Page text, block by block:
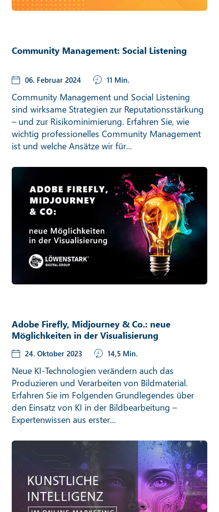
Community Management: Social Listening
06. Februar 2024 11 Min.
Community Management und Social Listening
sind wirksame Strategien zur Reputationsstärkung
– und zur Risikominimierung. Erfahren Sie, wie
wichtig professionelles Community Management
ist und welche Ansätze wir für...
Adobe Firefly, Midjourney & Co.: neue
Möglichkeiten in der Visualisierung
24. Oktober 2023 14,5 Min.
Neue KI-Technologien verändern auch das
Produzieren und Verarbeiten von Bildmaterial.
Erfahren Sie im Folgenden Grundlegendes über
den Einsatz von KI in der Bildbearbeitung –
Expertenwissen aus erster...